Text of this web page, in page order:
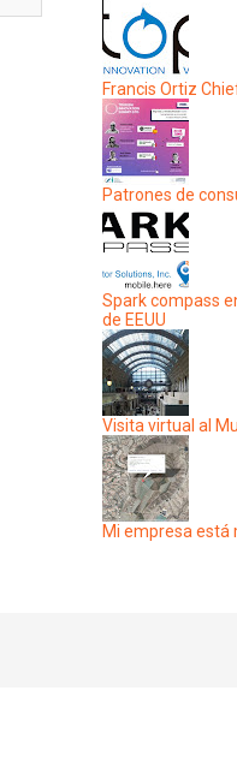
Francis Ortiz
Patrones de
Spark compass
de EEUU
Visita virtual al
Mi empresa está